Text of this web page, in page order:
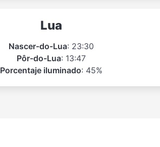
Lua
Nascer-do-Lua: 23:30
Pôr-do-Lua: 13:47
Porcentaje iluminado: 45%